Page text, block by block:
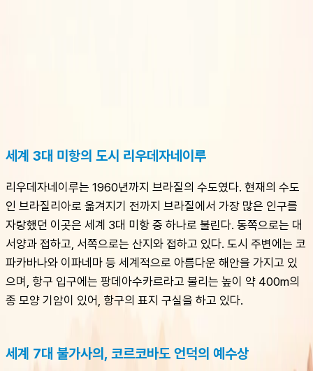
세계 3대 미항의 도시 리우데자네이루
리우데자네이루는 1960년까지 브라질의 수도였다. 현재의 수도
인 브라질리아로 옮겨지기 전까지 브라질에서 가장 많은 인구를
자랑했던 이곳은 세계 3대 미항 중 하나로 불린다. 동쪽으로는 대
서양과 접하고, 서쪽으로는 산지와 접하고 있다. 도시 주변에는 코
파카바나와 이파네마 등 세계적으로 아름다운 해안을 가지고 있
으며, 항구 입구에는 팡데아수카르라고 불리는 높이 약 400m의
종 모양 기암이 있어, 항구의 표지 구실을 하고 있다.
세계 7대 불가사의, 코르코바도 언덕의 예수상